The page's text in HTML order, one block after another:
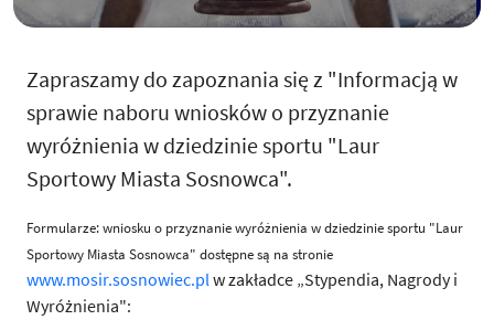
Zapraszamy do zapoznania się z "Informacją w
sprawie naboru wniosków o przyznanie
wyróżnienia w dziedzinie sportu "Laur
Sportowy Miasta Sosnowca".
Formularze: wniosku o przyznanie wyróżnienia w dziedzinie sportu "Laur
Sportowy Miasta Sosnowca" dostępne są na stronie
www.mosir.sosnowiec.plw zakładce „Stypendia, Nagrody i
Wyróżnienia":